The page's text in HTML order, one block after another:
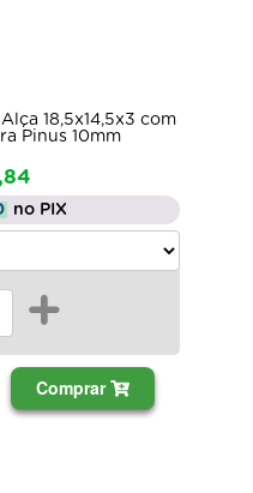
18,5x14,5x3 com
Pinus 10mm
no PIX
+
Comprar